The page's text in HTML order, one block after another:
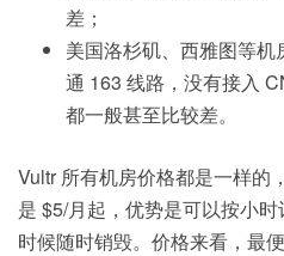
差；
美国洛杉矶、西雅图等
通 163 线路，没有接入
都一般甚至比较差。
Vultr 所有机房价格都是一样的
是 $5/月起，优势是可以按小
时候随时销毁。价格来看，最